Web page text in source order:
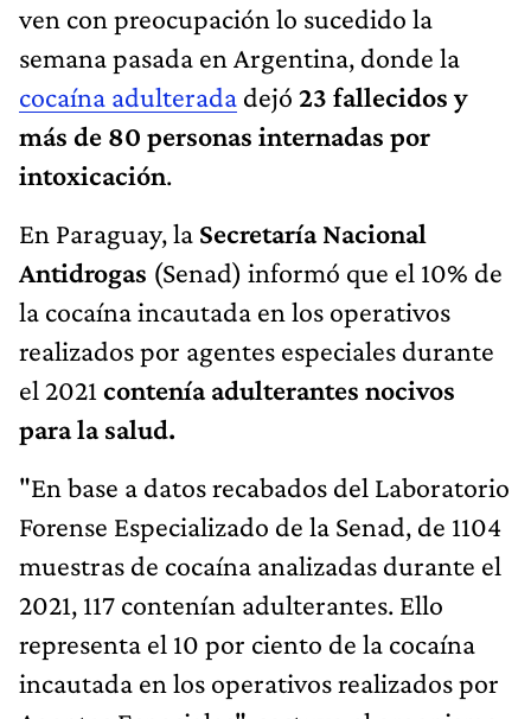
ven con preocupación lo sucedido la
semana pasada en Argentina, donde la
cocaína adulterada dejó 23 fallecidos y
más de 80 personas internadas por
intoxicación.
En Paraguay, la Secretaría Nacional
Antidrogas (Senad) informó que el 10% de
la cocaína incautada en los operativos
realizados por agentes especiales durante
el 2021 contenía adulterantes nocivos
para la salud.
"En base a datos recabados del Laboratorio
Forense Especializado de la Senad, de 1104
muestras de cocaína analizadas durante el
2021, 117 contenían adulterantes. Ello
representa el 10 por ciento de la cocaína
incautada en los operativos realizados por